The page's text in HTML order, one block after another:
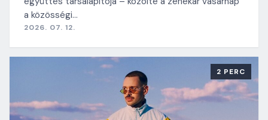
a közösségi…
2026. 07. 12.
2 PERC